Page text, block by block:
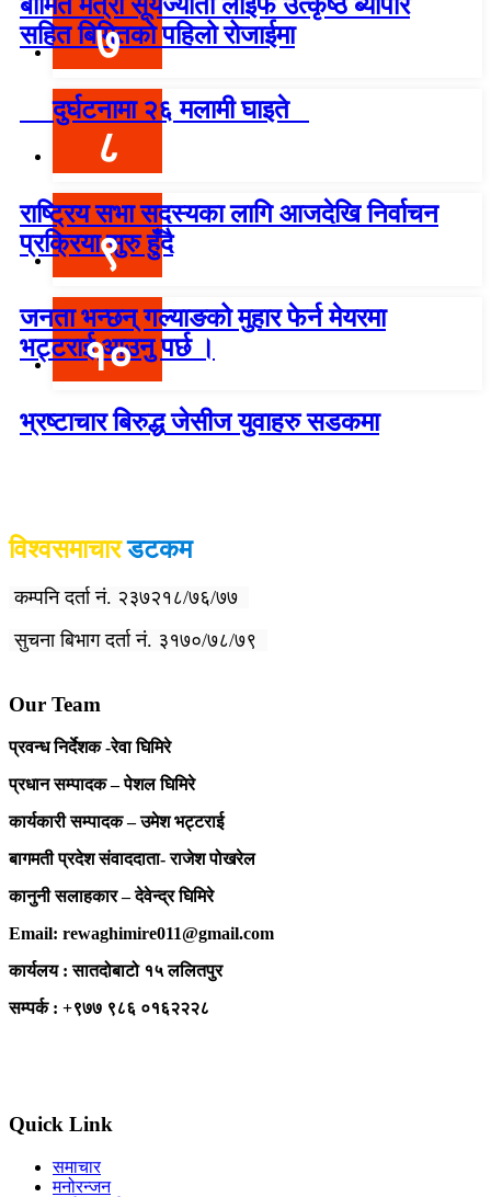
सहित बिमितको पहिलो रोजाईमा
७
दुर्घटनामा २६ मलामी घाइते
८
राष्ट्रिय सभा सदस्यका लागि आजदेखि निर्वाचन
प्रक्रिया सुरु हुँदै
९
जनता भन्छन् गल्याङको मुहार फेर्न मेयरमा
भट्टराई आउनु पर्छ ।
१०
भ्रष्टाचार बिरुद्ध जेसीज युवाहरु सडकमा
विश्वसमाचारडटकम
कम्पनि दर्ता नं. २३७२१८/७६/७७
सुचना बिभाग दर्ता नं. ३१७०/७८/७९
Our Team
प्रवन्ध निर्देशक -रेवा घिमिरे
प्रधान सम्पादक – पेशल घिमिरे
कार्यकारी सम्पादक – उमेश भट्टराई
बागमती प्रदेश संवाददाता- राजेश पोखरेल
कानुनी सलाहकार – देवेन्द्र घिमिरे
Email: rewaghimire011@gmail.com
कार्यलय : सातदोबाटो १५ ललितपुर
सम्पर्क : +९७७ ९८६ ०१६२२२८
Quick Link
समाचार
मनोरन्जन